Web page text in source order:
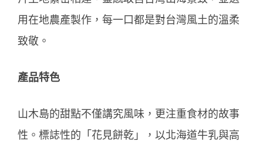
用在地農產製作，每一口都是對台灣風土的溫柔
致敬。
產品特色
山木島的甜點不僅講究風味，更注重食材的故事
性。標誌性的「花見餅乾」，以北海道牛乳與高